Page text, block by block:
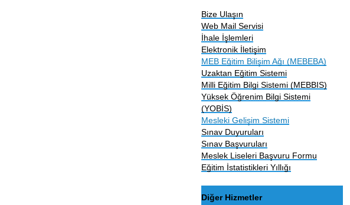
Bize Ulaşın
Web Mail Servisi
İhale İşlemleri
Elektronik İletişim
MEB Eğitim Bilişim Ağı (MEBEBA)
Uzaktan Eğitim Sistemi
Milli Eğitim Bilgi Sistemi (MEBBIS)
Yüksek Öğrenim Bilgi Sistemi
(YOBİS)
Mesleki Gelişim Sistemi
Sınav Duyuruları
Sınav Başvuruları
Meslek Liseleri Başvuru Formu
Eğitim İstatistikleri Yıllığı
Diğer Hizmetler